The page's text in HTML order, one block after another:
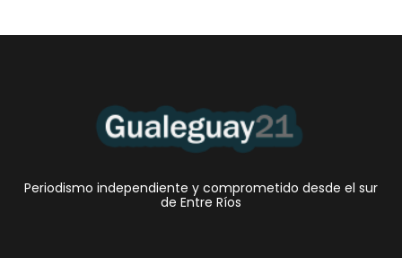
Periodismo independiente y comprometido desde el sur
de Entre Ríos